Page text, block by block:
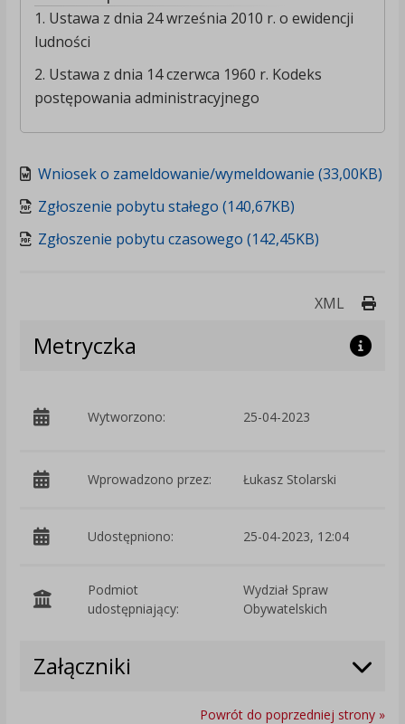
1. Ustawa z dnia 24 września 2010 r. o ewidencji
ludności
2. Ustawa z dnia 14 czerwca 1960 r. Kodeks
postępowania administracyjnego
Wniosek o zameldowanie/wymeldowanie (33,00KB)
Zgłoszenie pobytu stałego (140,67KB)
Zgłoszenie pobytu czasowego (142,45KB)
XML
Metryczka
Wytworzono: 25-04-2023
Wprowadzono przez: Łukasz Stolarski
Udostępniono: 25-04-2023, 12:04
Podmiot
udostępniający:
Wydział Spraw
Obywatelskich
Załączniki
Powrót do poprzedniej strony »